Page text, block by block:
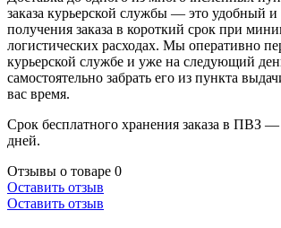
заказа курьерской службы — это удобный и
получения заказа в короткий срок при
логистических расходах. Мы оперативно
курьерской службе и уже на следующий
самостоятельно забрать его из пункта
вас время.
Срок бесплатного хранения заказа в ПВЗ
дней.
Отзывы о товаре 0
Оставить отзыв
Оставить отзыв